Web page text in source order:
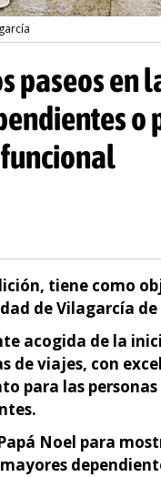
paseos en
o
tiene como
de Vilagarcía de
acogida de la
de viajes, con
para las
Noel para